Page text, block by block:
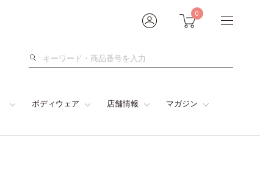
0
検
ボディウェア 店舗情報 マガジン